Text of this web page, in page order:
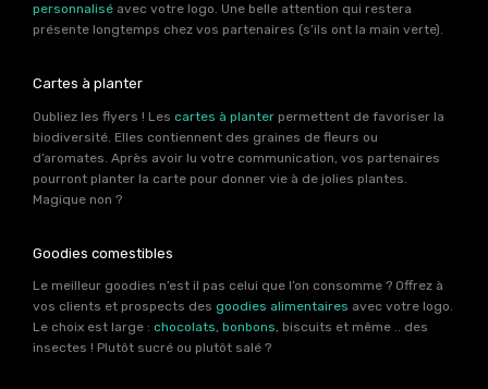
personnalisé avec votre logo. Une belle attention qui restera
présente longtemps chez vos partenaires (s’ils ont la main verte).
Cartes à planter
Oubliez les flyers ! Les cartes à planter permettent de favoriser la
biodiversité. Elles contiennent des graines de fleurs ou
d’aromates. Après avoir lu votre communication, vos partenaires
pourront planter la carte pour donner vie à de jolies plantes.
Magique non ?
Goodies comestibles
Le meilleur goodies n’est il pas celui que l’on consomme ? Offrez à
vos clients et prospects des goodies alimentaires avec votre logo.
Le choix est large : chocolats, bonbons, biscuits et même .. des
insectes ! Plutôt sucré ou plutôt salé ?